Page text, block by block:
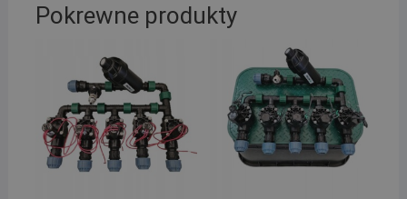
Pokrewne produkty